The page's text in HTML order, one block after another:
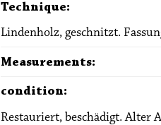
Technique:
Lindenholz, geschnitzt.
Measurements:
condition:
Restauriert, beschädigt. Alter